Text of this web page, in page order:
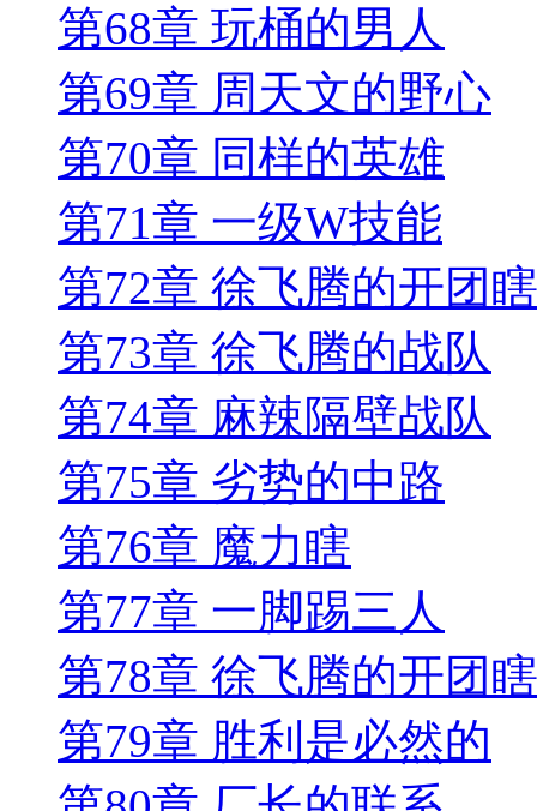
第68章 玩桶的男人
第69章 周天文的野心
第70章 同样的英雄
第71章 一级W技能
第72章 徐飞腾的开团瞎
第73章 徐飞腾的战队
第74章 麻辣隔壁战队
第75章 劣势的中路
第76章 魔力瞎
第77章 一脚踢三人
第78章 徐飞腾的开团瞎
第79章 胜利是必然的